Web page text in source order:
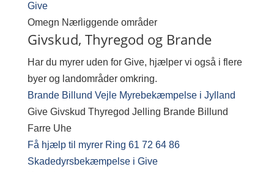
Give
Omegn Nærliggende områder
Givskud, Thyregod og Brande
Har du myrer uden for Give, hjælper vi også i flere
byer og landområder omkring.
Brande Billund Vejle Myrebekæmpelse i Jylland
Give Givskud Thyregod Jelling Brande Billund
Farre Uhe
Få hjælp til myrer Ring 61 72 64 86
Skadedyrsbekæmpelse i Give